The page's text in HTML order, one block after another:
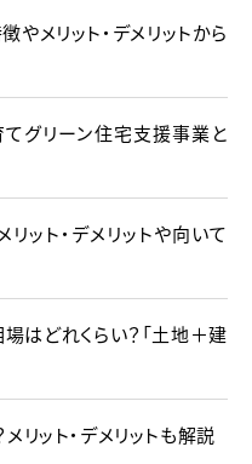
メリット・デメリットから
てグリーン住宅支援事業と
ット・デメリットや向いて
はどれくらい？「土地＋建
ット・デメリットも解説